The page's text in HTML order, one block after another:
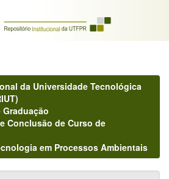
da Universidade Tecnológica
Graduação
Conclusão de Curso de
em Processos Ambientais